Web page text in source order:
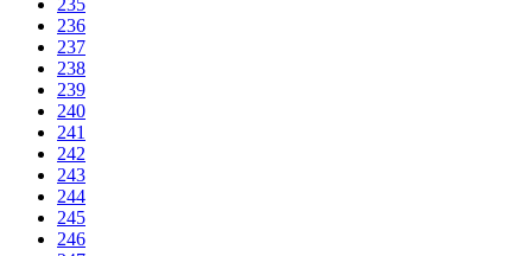
236
237
238
239
240
241
242
243
244
245
246